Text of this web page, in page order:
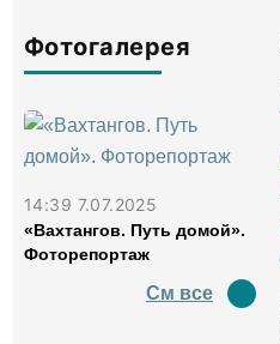
Фотогалерея
14:39 7.07.2025
«Вахтангов. Путь домой».
Фоторепортаж
См все